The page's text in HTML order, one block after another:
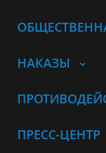
НАКАЗЫ
ПРЕСС-ЦЕНТР